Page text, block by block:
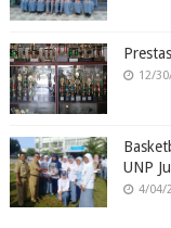
12/
UNP
4/04/